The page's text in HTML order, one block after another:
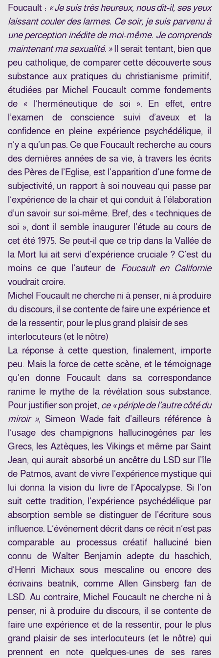
Foucault : « Je suis très heureux, nous dit-il, ses yeux
laissant couler des larmes. Ce soir, je suis parvenu à
une perception inédite de moi-même. Je comprends
maintenant ma sexualité. »
Il serait tentant, bien que
peu catholique, de comparer cette découverte sous
substance aux pratiques du christianisme primitif,
étudiées par Michel Foucault comme fondements
de « l’herméneutique de soi ». En effet, entre
l’examen de conscience suivi d’aveux et la
confidence en pleine expérience psychédélique, il
n’y a qu’un pas. Ce que Foucault recherche au cours
des dernières années de sa vie, à travers les écrits
des Pères de l’Eglise, est l’apparition d’une forme de
subjectivité, un rapport à soi nouveau qui passe par
l’expérience de la chair et qui conduit à l’élaboration
d’un savoir sur soi-même. Bref, des « techniques de
soi », dont il semble inaugurer l’étude au cours de
cet été 1975. Se peut-il que ce trip dans la Vallée de
la Mort lui ait servi d’expérience cruciale ? C’est du
moins ce que l’auteur de
Foucault en Californie
voudrait croire.
Michel Foucault ne cherche ni à penser, ni à produire
du discours, il se contente de faire une expérience et
de la ressentir, pour le plus grand plaisir de ses
interlocuteurs (et le nôtre)
La réponse à cette question, finalement, importe
peu. Mais la force de cette scène, et le témoignage
qu’en donne Foucault dans sa correspondance
ranime le mythe de la révélation sous substance.
Pour justifier son projet, ce « périple de l’autre côté du
miroir », Simeon Wade fait d’ailleurs référence à
l’usage des champignons hallucinogènes par les
Grecs, les Aztèques, les Vikings et même par Saint
Jean, qui aurait absorbé un ancêtre du LSD sur l’île
de Patmos, avant de vivre l’expérience mystique qui
lui donna la vision du livre de l’Apocalypse. Si l’on
suit cette tradition, l’expérience psychédélique par
absorption semble se distinguer de l’écriture sous
influence. L’événement décrit dans ce récit n’est pas
comparable au processus créatif halluciné bien
connu de Walter Benjamin adepte du haschich,
d’Henri Michaux sous mescaline ou encore des
écrivains beatnik, comme Allen Ginsberg fan de
LSD. Au contraire, Michel Foucault ne cherche ni à
penser, ni à produire du discours, il se contente de
faire une expérience et de la ressentir, pour le plus
grand plaisir de ses interlocuteurs (et le nôtre) qui
prennent en note quelques-unes de ses rares